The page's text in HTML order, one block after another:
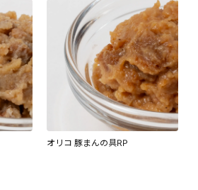
オリコ 豚まんの具RP